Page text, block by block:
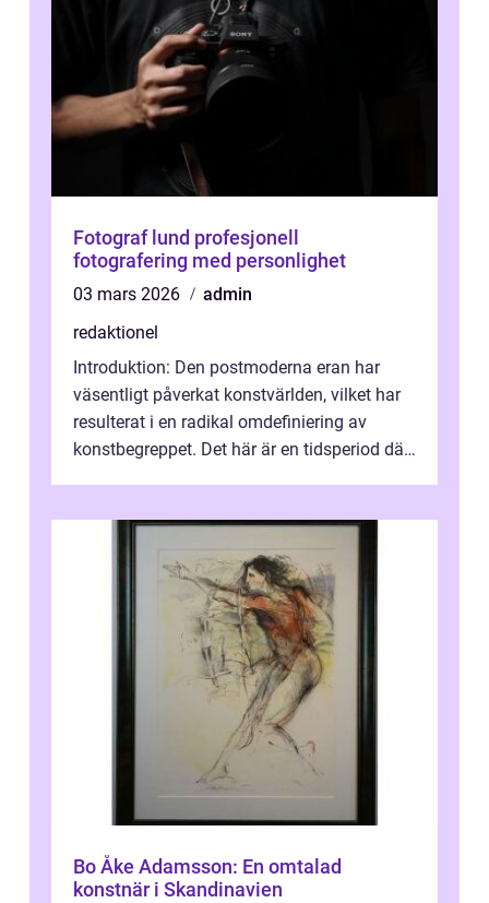
Fotograf lund profesjonell
fotografering med personlighet
03 mars 2026
admin
redaktionel
Introduktion: Den postmoderna eran har
väsentligt påverkat konstvärlden, vilket har
resulterat i en radikal omdefiniering av
konstbegreppet. Det här är en tidsperiod där
Bo Åke Adamsson: En omtalad
konstnär i Skandinavien